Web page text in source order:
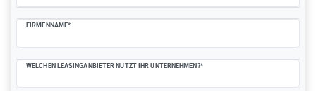
FIRMENNAME*
WELCHEN LEASINGANBIETER NUTZT IHR UNTERNEHMEN?*